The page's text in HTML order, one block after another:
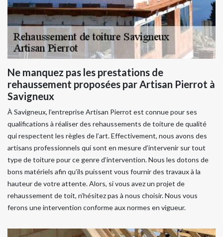
Ne manquez pas les prestations de
rehaussement proposées par Artisan Pierrot à
Savigneux
À Savigneux, l’entreprise Artisan Pierrot est connue pour ses
qualifications à réaliser des rehaussements de toiture de qualité
qui respectent les règles de l’art. Effectivement, nous avons des
artisans professionnels qui sont en mesure d’intervenir sur tout
type de toiture pour ce genre d’intervention. Nous les dotons de
bons matériels afin qu’ils puissent vous fournir des travaux à la
hauteur de votre attente. Alors, si vous avez un projet de
rehaussement de toit, n’hésitez pas à nous choisir. Nous vous
ferons une intervention conforme aux normes en vigueur.